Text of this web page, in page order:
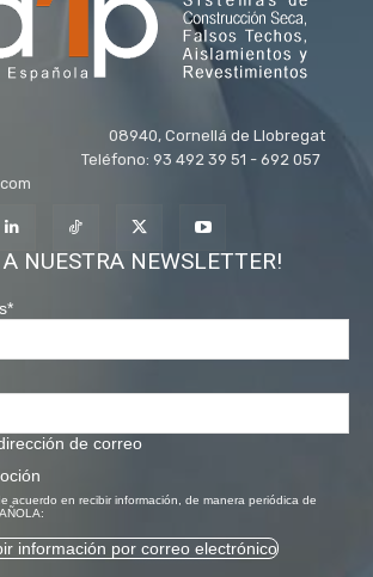
36 08940, Cornellá de Llobregat
93 492 39 51 - 692 057
A NUESTRA NEWSLETTER!
*
de correo
acuerdo en recibir información, de manera periódica de
información por correo electrónico